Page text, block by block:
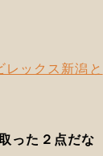
ックス新潟と
った２点だな